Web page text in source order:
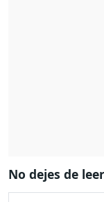
No dejes de